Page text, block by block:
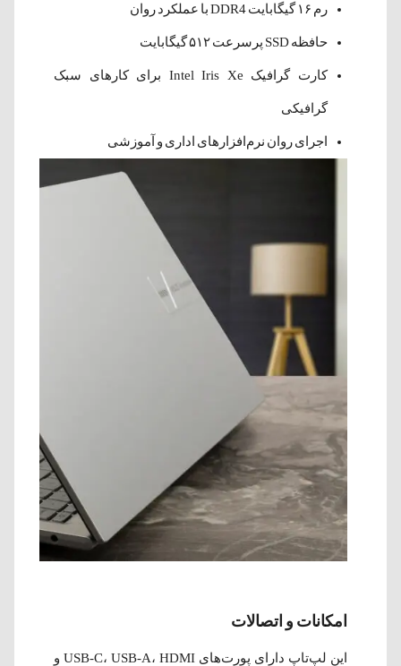
رم ۱۶ گیگابایت DDR4 با عملکرد روان
حافظه SSD پرسرعت ۵۱۲ گیگابایت
کارت گرافیک Intel Iris Xe برای کارهای سبک
گرافیکی
اجرای روان نرم‌افزارهای اداری و آموزشی
امکانات و اتصالات
این لپ‌تاپ دارای پورت‌های USB-C، USB-A، HDMI و